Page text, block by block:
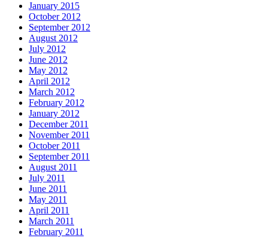
January 2015
October 2012
September 2012
August 2012
July 2012
June 2012
May 2012
April 2012
March 2012
February 2012
January 2012
December 2011
November 2011
October 2011
September 2011
August 2011
July 2011
June 2011
May 2011
April 2011
March 2011
February 2011